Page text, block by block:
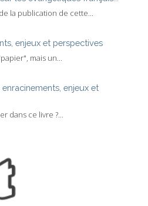
la publication de cette...
enjeux et perspectives
mais un...
enracinements, enjeux et
dans ce livre ?...